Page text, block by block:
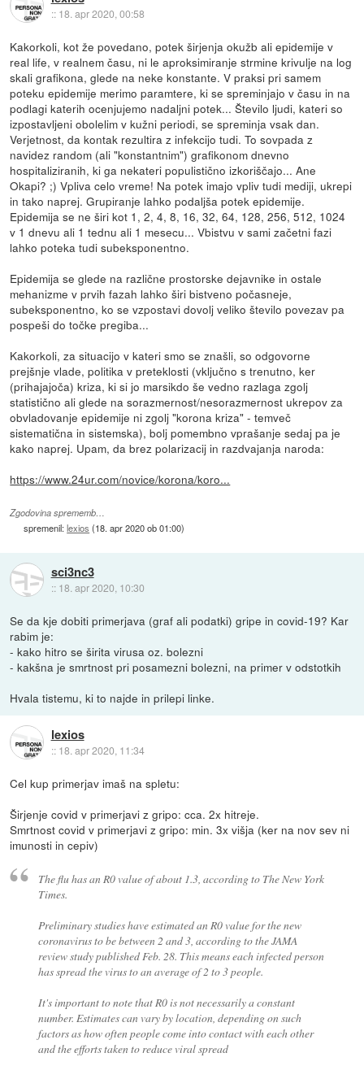
:: 18. apr 2020, 00:58
Kakorkoli, kot že povedano, potek širjenja okužb ali epidemije v
real life, v realnem času, ni le aproksimiranje strmine krivulje na log
skali grafikona, glede na neke konstante. V praksi pri samem
poteku epidemije merimo paramtere, ki se spreminjajo v času in na
podlagi katerih ocenjujemo nadaljni potek... Število ljudi, kateri so
izpostavljeni obolelim v kužni periodi, se spreminja vsak dan.
Verjetnost, da kontak rezultira z infekcijo tudi. To sovpada z
navidez random (ali "konstantnim") grafikonom dnevno
hospitaliziranih, ki ga nekateri populistično izkoriščajo... Ane
Okapi? ;) Vpliva celo vreme! Na potek imajo vpliv tudi mediji, ukrepi
in tako naprej. Grupiranje lahko podaljša potek epidemije.
Epidemija se ne širi kot 1, 2, 4, 8, 16, 32, 64, 128, 256, 512, 1024
v 1 dnevu ali 1 tednu ali 1 mesecu... Vbistvu v sami začetni fazi
lahko poteka tudi subeksponentno.
Epidemija se glede na različne prostorske dejavnike in ostale
mehanizme v prvih fazah lahko širi bistveno počasneje,
subeksponentno, ko se vzpostavi dovolj veliko število povezav pa
pospeši do točke pregiba...
Kakorkoli, za situacijo v kateri smo se znašli, so odgovorne
prejšnje vlade, politika v preteklosti (vključno s trenutno, ker
(prihajajoča) kriza, ki si jo marsikdo še vedno razlaga zgolj
statistično ali glede na sorazmernost/nesorazmernost ukrepov za
obvladovanje epidemije ni zgolj "korona kriza" - temveč
sistematična in sistemska), bolj pomembno vprašanje sedaj pa je
kako naprej. Upam, da brez polarizacij in razdvajanja naroda:
https://www.24ur.com/novice/korona/koro...
Zgodovina sprememb…
spremenil:lexios (18. apr 2020 ob 01:00)
sci3nc3
:: 18. apr 2020, 10:30
Se da kje dobiti primerjava (graf ali podatki) gripe in covid-19? Kar
rabim je:
- kako hitro se širita virusa oz. bolezni
- kakšna je smrtnost pri posamezni bolezni, na primer v odstotkih
Hvala tistemu, ki to najde in prilepi linke.
lexios
:: 18. apr 2020, 11:34
Cel kup primerjav imaš na spletu:
Širjenje covid v primerjavi z gripo: cca. 2x hitreje.
Smrtnost covid v primerjavi z gripo: min. 3x višja (ker na nov sev ni
imunosti in cepiv)
The flu has an R0 value of about 1.3, according to The New York
Times.
Preliminary studies have estimated an R0 value for the new
coronavirus to be between 2 and 3, according to the JAMA
review study published Feb. 28. This means each infected person
has spread the virus to an average of 2 to 3 people.
It's important to note that R0 is not necessarily a constant
number. Estimates can vary by location, depending on such
factors as how often people come into contact with each other
and the efforts taken to reduce viral spread